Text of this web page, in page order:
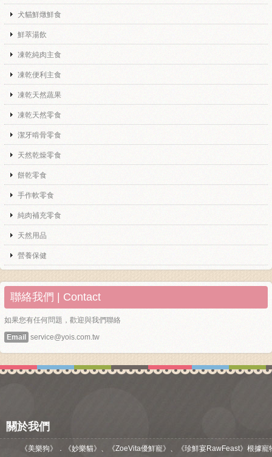
犬貓鮮燉鮮食
鮮萃湯飲
凍乾純肉主食
凍乾便利主食
凍乾天然蔬果
凍乾天然零食
潔牙啃骨零食
天然乾燥零食
餅乾零食
手作軟零食
純肉補充零食
天然用品
營養保健
聯絡我們 | Contact
如果您有任何問題，歡迎與我們聯絡
Email
service@yois.com.tw
關於我們
《美樂狗》．《妙樂貓》、《ZoeVita優鮮寵》、《珍鮮宴RawFeast》根據寵